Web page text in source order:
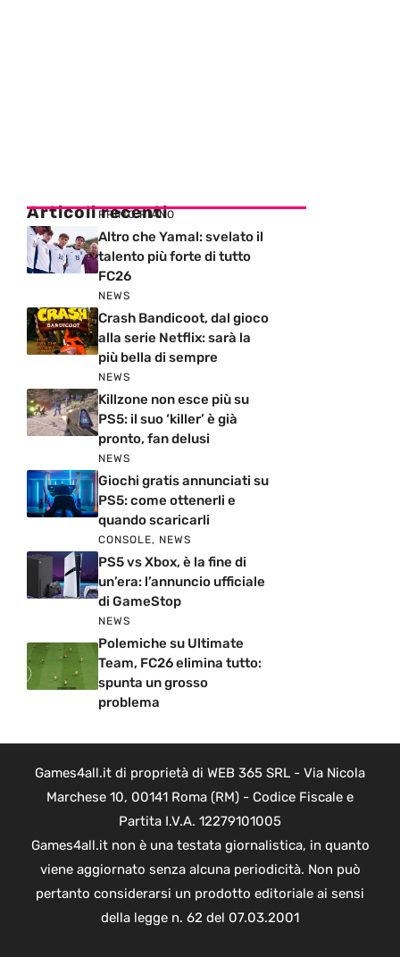
Articoli recenti
PRIMO PIANO
Altro che Yamal: svelato il
talento più forte di tutto
FC26
NEWS
Crash Bandicoot, dal gioco
alla serie Netflix: sarà la
più bella di sempre
NEWS
Killzone non esce più su
PS5: il suo ‘killer’ è già
pronto, fan delusi
NEWS
Giochi gratis annunciati su
PS5: come ottenerli e
quando scaricarli
CONSOLE, NEWS
PS5 vs Xbox, è la fine di
un’era: l’annuncio ufficiale
di GameStop
NEWS
Polemiche su Ultimate
Team, FC26 elimina tutto:
spunta un grosso
problema
Games4all.it di proprietà di WEB 365 SRL - Via Nicola
Marchese 10, 00141 Roma (RM) - Codice Fiscale e
Partita I.V.A. 12279101005
Games4all.it non è una testata giornalistica, in quanto
viene aggiornato senza alcuna periodicità. Non può
pertanto considerarsi un prodotto editoriale ai sensi
della legge n. 62 del 07.03.2001